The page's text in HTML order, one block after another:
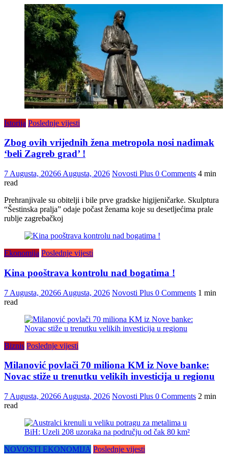
Istorija Poslednje vijesti
Zbog ovih vrijednih žena metropola nosi nadimak
‘beli Zagreb grad’ !
7 Augusta, 20266 Augusta, 2026 Novosti Plus 0 Comments 4 min
read
Prehranjivale su obitelji i bile prve gradske higijeničarke. Skulptura
“Šestinska pralja” odaje počast ženama koje su desetljećima prale
rublje zagrebačkoj
Ekonomija Poslednje vijesti
Kina pooštrava kontrolu nad bogatima !
7 Augusta, 20266 Augusta, 2026 Novosti Plus 0 Comments 1 min
read
Biznis Poslednje vijesti
Milanović povlači 70 miliona KM iz Nove banke:
Novac stiže u trenutku velikih investicija u regionu
7 Augusta, 20266 Augusta, 2026 Novosti Plus 0 Comments 2 min
read
NOVOSTI EKONOMIJA Poslednje vijesti